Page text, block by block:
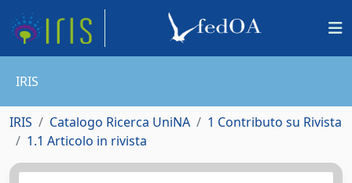
IRIS
IRIS Catalogo Ricerca UniNA
1 Contributo su Rivista
1.1 Articolo in rivista